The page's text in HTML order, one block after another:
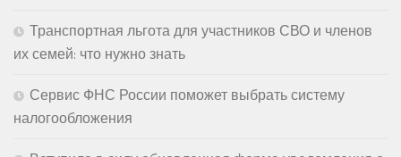
Транспортная льгота для участников СВО и членов
их семей: что нужно знать
Сервис ФНС России поможет выбрать систему
налогообложения